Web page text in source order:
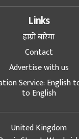
Links
हाम्रो बारेमा
Contact
Advertise with us
Service: English
to English
United Kingdom